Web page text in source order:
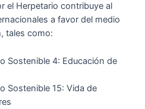
el Herpetario contribuye al
a favor del medio
tales como:
Sostenible 4: Educación de
Sostenible 15: Vida de